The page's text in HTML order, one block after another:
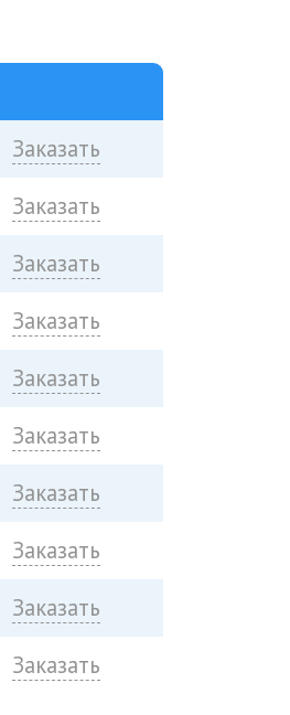
Заказать
Заказать
Заказать
Заказать
Заказать
Заказать
Заказать
Заказать
Заказать
Заказать